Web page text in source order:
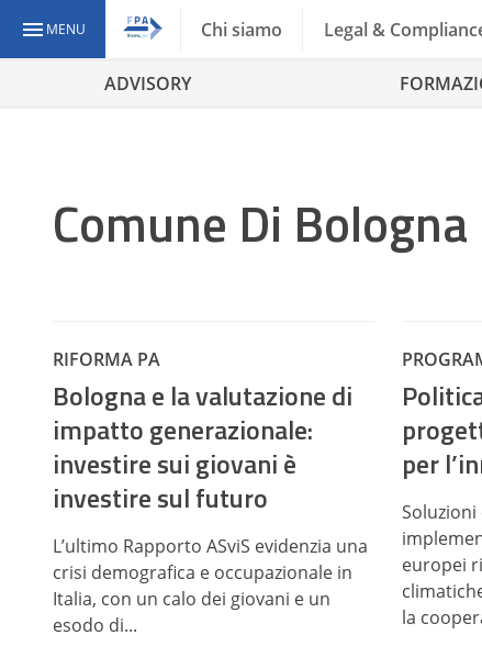
MENU Chi siamo Legal &
ADVISORY
Comune Di Bologna
RIFORMA PA
Bologna e la valutazione di
impatto generazionale:
investire sui giovani è
investire sul futuro
L’ultimo Rapporto ASviS evidenzia una
crisi demografica e occupazionale in
Italia, con un calo dei giovani e un
esodo di...
per
europei
la